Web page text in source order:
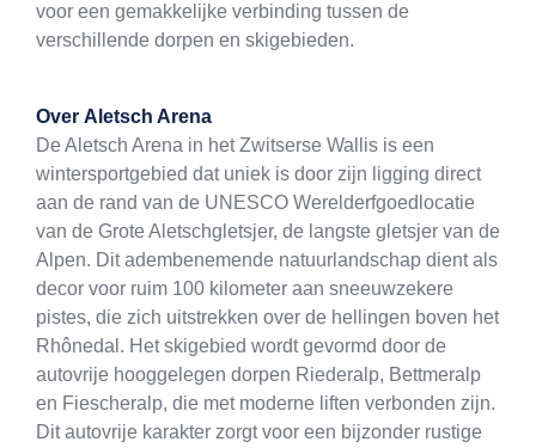
voor een gemakkelijke verbinding tussen de
verschillende dorpen en skigebieden.
Over Aletsch Arena
De Aletsch Arena in het Zwitserse Wallis is een
wintersportgebied dat uniek is door zijn ligging direct
aan de rand van de UNESCO Werelderfgoedlocatie
van de Grote Aletschgletsjer, de langste gletsjer van de
Alpen. Dit adembenemende natuurlandschap dient als
decor voor ruim 100 kilometer aan sneeuwzekere
pistes, die zich uitstrekken over de hellingen boven het
Rhônedal. Het skigebied wordt gevormd door de
autovrije hooggelegen dorpen Riederalp, Bettmeralp
en Fiescheralp, die met moderne liften verbonden zijn.
Dit autovrije karakter zorgt voor een bijzonder rustige